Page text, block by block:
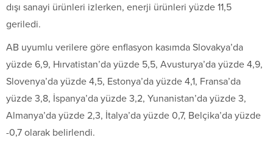
dışı sanayi ürünleri izlerken, enerji ürünleri yüzde 11,5
geriledi.
AB uyumlu verilere göre enflasyon kasımda Slovakya’da
yüzde 6,9, Hırvatistan’da yüzde 5,5, Avusturya’da yüzde 4,9,
Slovenya’da yüzde 4,5, Estonya’da yüzde 4,1, Fransa’da
yüzde 3,8, İspanya’da yüzde 3,2, Yunanistan’da yüzde 3,
Almanya’da yüzde 2,3, İtalya’da yüzde 0,7, Belçika’da yüzde
-0,7 olarak belirlendi.